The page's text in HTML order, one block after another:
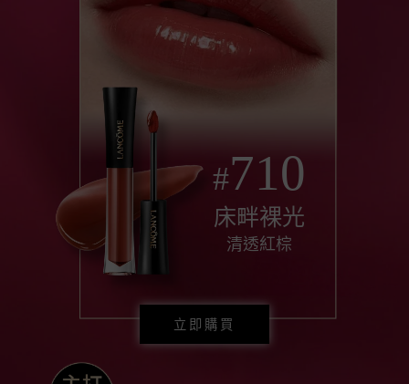
#710
床畔裸光
清透紅棕
立即購買